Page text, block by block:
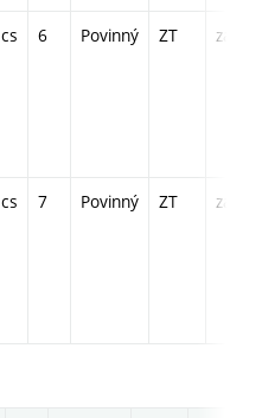
cs 6 Povinný ZT zá,zk
cs 7 Povinný ZT zá,zk